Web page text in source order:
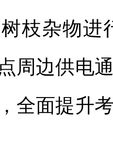
枝杂物进
周边供电
全面提升